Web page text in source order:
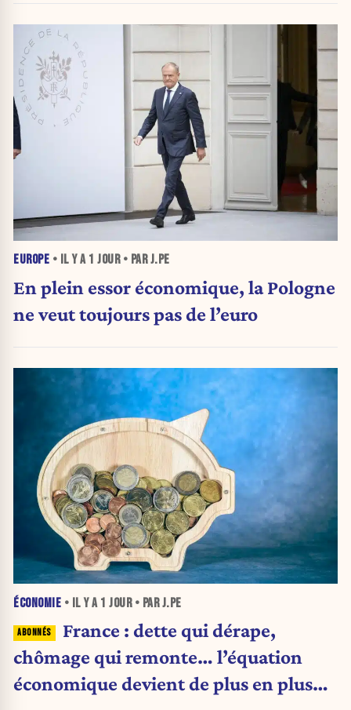
EUROPE • IL Y A 1 JOUR• PAR J.PE
En plein essor économique, la Pologne
ne veut toujours pas de l’euro
ÉCONOMIE • IL Y A 1 JOUR• PAR J.PE
France : dette qui dérape,
chômage qui remonte… l’équation
économique devient de plus en plus